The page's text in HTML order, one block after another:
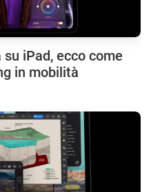
iPad, ecco come
in mobilità